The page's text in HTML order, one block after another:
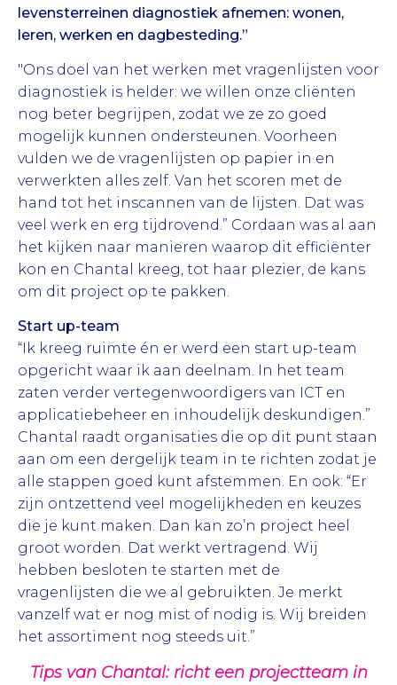
levensterreinen diagnostiek afnemen: wonen,
leren, werken en dagbesteding.”
"Ons doel van het werken met vragenlijsten voor
diagnostiek is helder: we willen onze cliënten
nog beter begrijpen, zodat we ze zo goed
mogelijk kunnen ondersteunen. Voorheen
vulden we de vragenlijsten op papier in en
verwerkten alles zelf. Van het scoren met de
hand tot het inscannen van de lijsten. Dat was
veel werk en erg tijdrovend.” Cordaan was al aan
het kijken naar manieren waarop dit efficiënter
kon en Chantal kreeg, tot haar plezier, de kans
om dit project op te pakken.
Start up-team
“Ik kreeg ruimte én er werd een start up-team
opgericht waar ik aan deelnam. In het team
zaten verder vertegenwoordigers van ICT en
applicatiebeheer en inhoudelijk deskundigen.”
Chantal raadt organisaties die op dit punt staan
aan om een dergelijk team in te richten zodat je
alle stappen goed kunt afstemmen. En ook: “Er
zijn ontzettend veel mogelijkheden en keuzes
die je kunt maken. Dan kan zo’n project heel
groot worden. Dat werkt vertragend. Wij
hebben besloten te starten met de
vragenlijsten die we al gebruikten. Je merkt
vanzelf wat er nog mist of nodig is. Wij breiden
het assortiment nog steeds uit.”
Tips van Chantal: richt een projectteam in